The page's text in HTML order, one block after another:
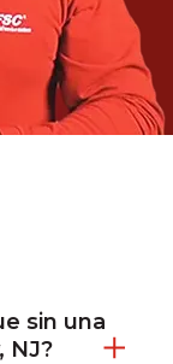
sin una
NJ?